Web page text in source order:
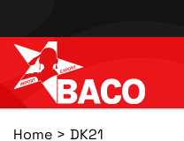
Home DK21